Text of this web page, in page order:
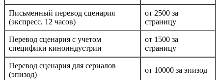
Письменный перевод сценария
(экспресс, 12 часов)
от 2500 за
страницу
Перевод сценария с учетом
специфики киноиндустрии
от 1500 за
страницу
Перевод сценария для сериалов
(эпизод)
от 10000 за эпизод